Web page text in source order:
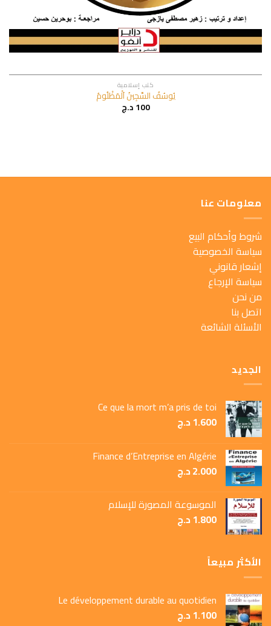
كتب إسلامية
يُوسُفُ السَّجِينُ اَلْمَظْلُومُ
100د.ج
معلومات عنا
شروط وأحكام البيع
سياسة الخصوصية
إشعار قانوني
سياسة الإرجاع
من نحن
اتصل بنا
الأسئلة الشائعة
الجديد
Ce que la mort m’a pris de toi
1.600د.ج
Finance d’Entreprise en Algérie
2.000د.ج
الموسوعة المصورة للإسلام
1.800د.ج
الأكثر مبيعاً
Le développement durable au quotidien
1.100د.ج